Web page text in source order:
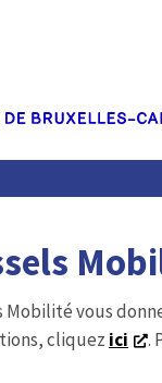
Mobilité vous
cliquez ici .